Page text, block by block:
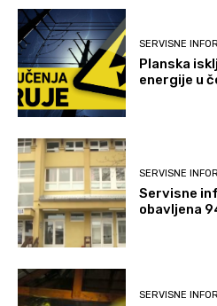
SERVISNE
Planska
energije u
SERVISNE
Servisne
obavljena
SERVISNE